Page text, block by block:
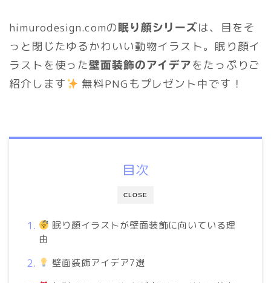
himurodesign.comの 眠り顔シリーズは、目をそ
っと閉じたゆるかわいい動物イラスト。眠り顔イ
ラストを使った壁面装飾のアイデア をたっぷりご
紹介します
無料PNGもプレゼント中です！
CLOSE
目次
眠り顔イラストが壁面装飾に向いている理
由
壁面装飾アイデア7選